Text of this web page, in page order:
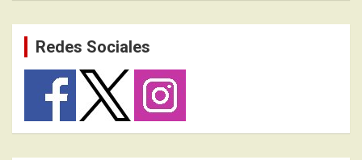
Redes Sociales